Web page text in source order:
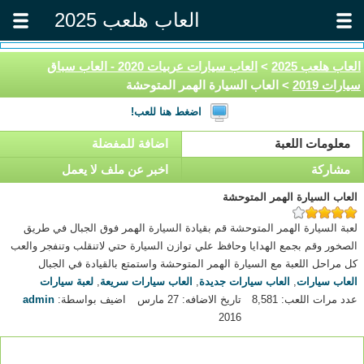
العاب هلعب 2025
العاب هلعب 2025 >
العاب سيارات عربيات 2020 - العاب سباق
سيارات 2019
> العاب السيارة الهمر المتوحشة
اضغط هنا للعب!
معلومات اللعبة
اضافة للمفضلة
مشاركة
اخبر عن ملف لا يعمل
العاب السيارة الهمر المتوحشة
لعبة السيارة الهمر المتوحشة قم بقيادة السيارة الهمر فوق الجبال في طريق
الصخور وقم بجمع الهدايا وحافظ علي توازن السيارة حتي لاتنقلب وتنفجر والعب
كل مراحل اللعبة مع السيارة الهمر المتوحشة واستمتع بالقيادة في الجبال
العاب سيارات, العاب سيارات جديدة, العاب سيارات سريعة, لعبة سيارات
عدد مرات اللعب: 8,581
تاريخ الاضافه: 27 مارس
2016
اضيف بواسطة:admin